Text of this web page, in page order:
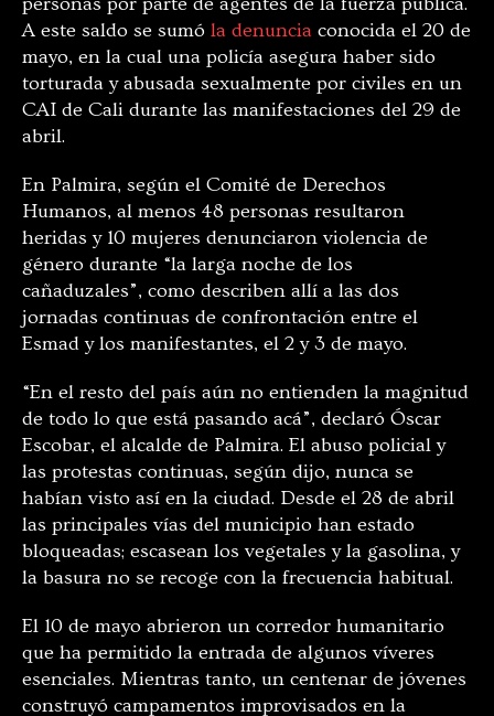
A este saldo se sumó la denuncia conocida el 20 de
mayo, en la cual una policía asegura haber sido
torturada y abusada sexualmente por civiles en un
CAI de Cali durante las manifestaciones del 29 de
abril.
En Palmira, según el Comité de Derechos
Humanos, al menos 48 personas resultaron
heridas y 10 mujeres denunciaron violencia de
género durante “la larga noche de los
cañaduzales”, como describen allí a las dos
jornadas continuas de confrontación entre el
Esmad y los manifestantes, el 2 y 3 de mayo.
“En el resto del país aún no entienden la magnitud
de todo lo que está pasando acá”, declaró Óscar
Escobar, el alcalde de Palmira. El abuso policial y
las protestas continuas, según dijo, nunca se
habían visto así en la ciudad. Desde el 28 de abril
las principales vías del municipio han estado
bloqueadas; escasean los vegetales y la gasolina, y
la basura no se recoge con la frecuencia habitual.
El 10 de mayo abrieron un corredor humanitario
que ha permitido la entrada de algunos víveres
esenciales. Mientras tanto, un centenar de jóvenes
construyó campamentos improvisados en la